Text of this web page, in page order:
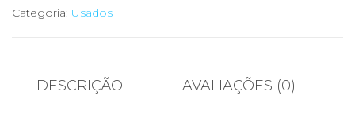
Adaptador
Categoria: Usados
DESCRIÇÃO AVALIAÇÕES (0)